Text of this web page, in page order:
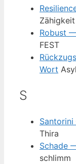
Zähigkeit
Robust
FEST
Wort Asyl
S
Thira
Schade
schlimm